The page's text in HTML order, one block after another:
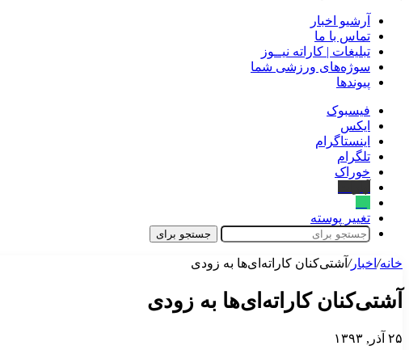
آرشیو اخبار
تماس‌ با‌ ما
تبلیغات | کاراته نیــوز
سوژه‌های ورزشی شما
پیوندها
فیسبوک
ایکس
اینستاگرام
تلگرام
خوراک
تغییر پوسته
جستجو برای
خانه/ اخبار/ آشتی‌کنان کاراته‌ای‌ها به زودی
آشتی‌کنان کاراته‌ای‌ها به زودی
۲۵ آذر, ۱۳۹۳